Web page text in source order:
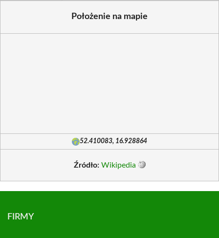
Położenie na mapie
52.410083, 16.928864
Źródło: Wikipedia
FIRMY